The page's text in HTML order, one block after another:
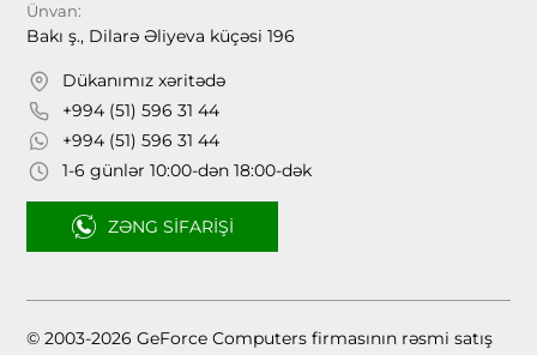
Ünvan:
Bakı ş., Dilarə Əliyeva küçəsi 196
Dükanımız xəritədə
+994 (51) 596 31 44
+994 (51) 596 31 44
1-6 günlər 10:00-dən 18:00-dək
ZƏNG SIFARIŞI
© 2003-2026 GeForce Computers firmasının rəsmi satış